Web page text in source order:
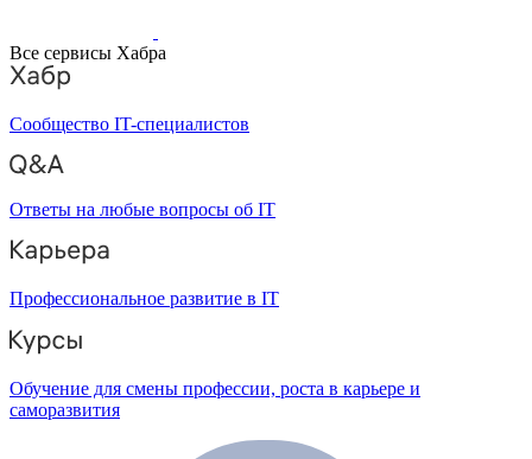
Все сервисы Хабра
Сообщество IT-специалистов
Ответы на любые вопросы об IT
Профессиональное развитие в IT
Обучение для смены профессии, роста в карьере и
саморазвития